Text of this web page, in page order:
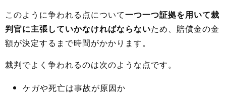
このように争われる点について一つ一つ証拠を用いて裁
判官に主張していかなければならないため、賠償金の金
額が決定するまで時間がかかります。
裁判でよく争われるのは次のような点です。
ケガや死亡は事故が原因か